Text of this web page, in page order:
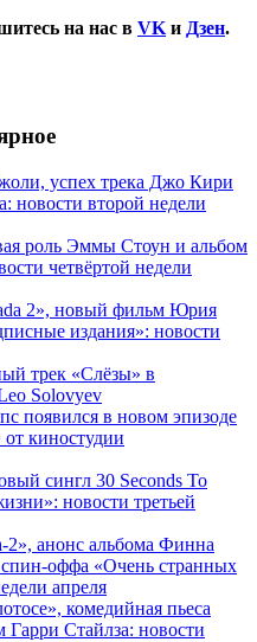
на нас в VK и Дзен.
успех трека Джо Кири
новости второй недели
роль Эммы Стоун и альбом
четвёртой недели
2», новый фильм Юрия
издания»: новости
трек «Слёзы» в
Solovyev
появился в новом эпизоде
киностудии
сингл 30 Seconds To
новости третьей
2», анонс альбома Финна
оффа «Очень странных
апреля
комедийная пьеса
Стайлза: новости